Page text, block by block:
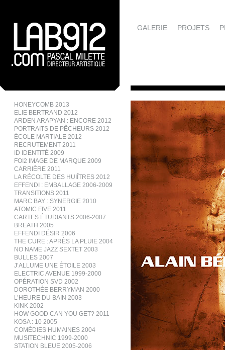
HONEYCOMB 2013
ELIE BERTRAND 2012
ARDEN ARAPYAN : ENCORE 2012
PORTRAITS DE PÊCHEURS 2012
ÉCOLE MARTIALE 2012
RECRUTEMENT 2011
ID IDENTITÉ 2009
FOI2 IMAGE DE MARQUE 2009
CARRIÈRE 2011
LA RÉCOLTE DES HUIÎTRES 2012
EFFENDI : EMBALLAGE 2006-2009
TRANSITIONS 2011
MARC BAY : SYNERGIE 2010
ATOMIC FIVE 2011
CARTES ÉTUDIANTS 2006-2007
BREATH 2005
EFFENDI DÉSIR 2006
THE CURE : APRÈS LA PLUIE 2004
NO NAME JAZZ SEXTET 2003
BULLES 2007
J’ALLUME UNE ÉTOILE 2003
ELECTRIC AVENUE 1999-2000
OPÉRATION SVD 2002
DOROTHÉE BERRYMAN 2000
L’HEURE DU BAIN 2003
KINK 2002
HOW GOOD CAN YOU GET? 2011
KOSA : 10 2005
COMÉDIES HUMAINES 2004
MUSITECHNIC 1999-2000
STATION BLEUE 2005-2006
GALERIE PROJETS